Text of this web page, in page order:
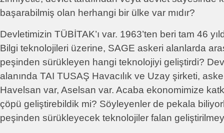
başarabilmiş olan herhangi bir ülke var mıdır?
Devletimizin TÜBİTAK’ı var. 1963’ten beri tam 46
Bilgi teknolojileri üzerine, SAGE askeri alanlarda
peşinden sürükleyen hangi teknolojiyi geliştirdi?
alanında TAI TUSAŞ Havacılık ve Uzay şirketi,
Havelsan var, Aselsan var. Acaba ekonomimize
çöpü geliştirebildik mi? Söyleyenler de pekala
peşinden sürükleyecek teknolojiler falan